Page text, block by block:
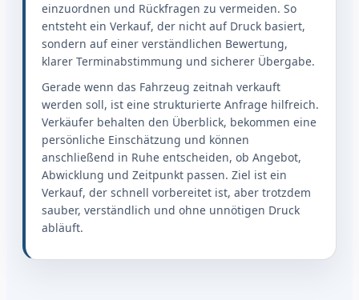
einzuordnen und Rückfragen zu vermeiden. So
entsteht ein Verkauf, der nicht auf Druck basiert,
sondern auf einer verständlichen Bewertung,
klarer Terminabstimmung und sicherer Übergabe.
Gerade wenn das Fahrzeug zeitnah verkauft
werden soll, ist eine strukturierte Anfrage hilfreich.
Verkäufer behalten den Überblick, bekommen eine
persönliche Einschätzung und können
anschließend in Ruhe entscheiden, ob Angebot,
Abwicklung und Zeitpunkt passen. Ziel ist ein
Verkauf, der schnell vorbereitet ist, aber trotzdem
sauber, verständlich und ohne unnötigen Druck
abläuft.